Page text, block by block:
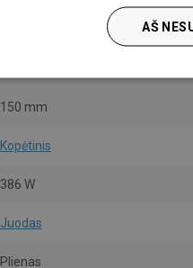
150 mm
Kopėtinis
386 W
Juodas
Plienas
AŠ